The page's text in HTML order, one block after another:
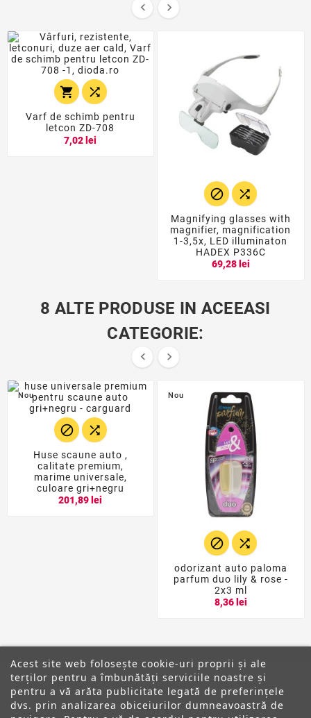
 
 
Varf de schimb pentru
letcon ZD-708
7,02 lei
 
Magnifying glasses with
magnifier, magnification
1-3,5x, LED illuminaton
HADEX P336C
69,28 lei
8 ALTE PRODUSE IN ACEEASI
CATEGORIE:
 
Nou
 
Huse scaune auto ,
calitate premium,
marime universale,
culoare gri+negru
201,89 lei
Nou
 
odorizant auto paloma
parfum duo lily & rose -
2x3 ml
8,36 lei
ANPC
Acest site web folosește cookie-uri proprii și ale
terților pentru a îmbunătăți serviciile noastre și
pentru a vă arăta publicitate legată de preferințele
dvs. prin analizarea obiceiurilor dumneavoastră de